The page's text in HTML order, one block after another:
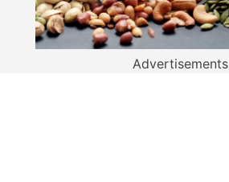
Advertisements